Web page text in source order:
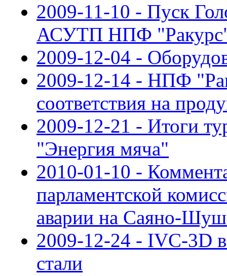
2009-11-10 - Пуск
АСУТП НПФ
2009-12-04 -
2009-12-14 - НПФ
соответствия на
2009-12-21 - Итоги
"Энергия мяча"
2010-01-10 -
парламентской
аварии на Саяно-
2009-12-24 - IVC-3D
стали